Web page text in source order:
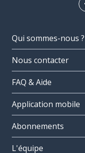
Qui sommes-nous ?
Nous contacter
FAQ & Aide
Application mobile
Abonnements
L'équipe